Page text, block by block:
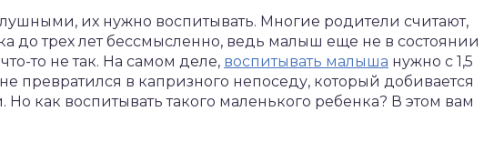
их нужно воспитывать. Многие родители считают,
до трех лет бессмысленно, ведь малыш еще не в состоянии
то не так. На самом деле, воспитывать малыша нужно с 1,5
превратился в капризного непоседу, который добивается
как воспитывать такого маленького ребенка? В этом вам